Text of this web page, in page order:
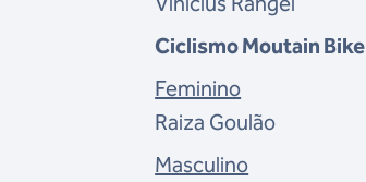
Ciclismo Moutain Bike
Feminino
Raiza Goulão
Masculino